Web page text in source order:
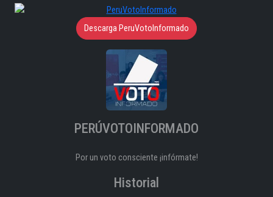
Descarga PeruVotoInformado
PERÚVOTOINFORMADO
Por un voto consciente ¡infórmate!
Historial